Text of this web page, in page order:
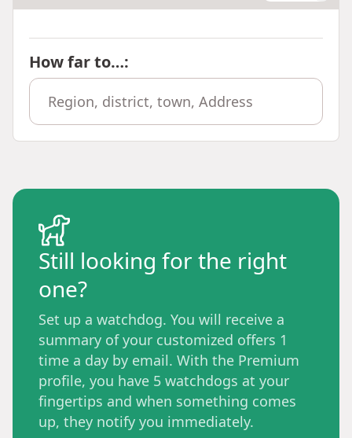
How far to…:
Still looking for the right
one?
Set up a watchdog. You will receive a
summary of your customized offers 1
time a day by email. With the Premium
profile, you have 5 watchdogs at your
fingertips and when something comes
up, they notify you immediately.